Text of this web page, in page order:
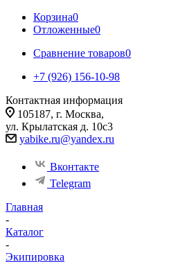
Корзина0
Отложенные0
Сравнение товаров0
+7 (926) 156-10-98
Контактная информация
105187, г. Москва,
ул. Крылатская д. 10с3
yabike.ru@yandex.ru
Вконтакте
Telegram
Главная
-
Каталог
-
Экипировка